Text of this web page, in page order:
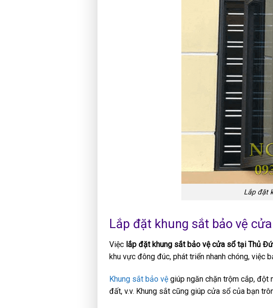
Lắp đặt
Lắp đặt khung sắt bảo vệ
Việc lắp đặt khung sắt bảo vệ cửa sổ tại Thủ
khu vực đông đúc, phát triển nhanh chóng, việc
Khung sắt bảo vệgiúp ngăn chặn trộm cắp, đột
đất, v.v. Khung sắt cũng giúp cửa sổ của bạn